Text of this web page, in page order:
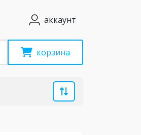
аккаунт
корзина